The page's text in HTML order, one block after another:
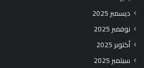
ديسمبر 2025
نوفمبر 2025
أكتوبر 2025
سبتمبر 2025